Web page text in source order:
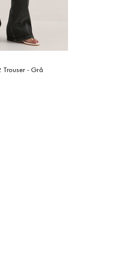
- Grå